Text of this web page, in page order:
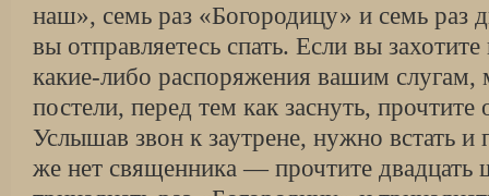
наш», семь раз «Богородицу» и семь раз
вы отправляетесь спать. Если вы
какие-либо распоряжения вашим слугам,
постели, перед тем как заснуть,
Услышав звон к заутрене, нужно встать и
же нет священника — прочтите двадцать